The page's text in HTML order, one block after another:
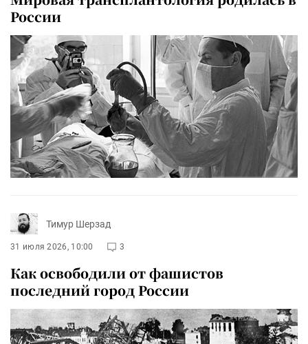
России
Тимур Шерзад
31 июля 2026, 10:00 3
Как освободили от фашистов
последний город России